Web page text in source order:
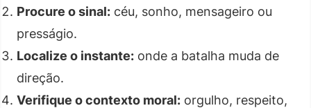
Procure o sinal: céu, sonho, mensageiro ou
presságio.
Localize o instante: onde a batalha muda de
direção.
Verifique o contexto moral: orgulho, respeito,